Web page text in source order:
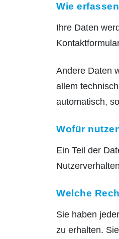
Wie
Ihre Daten
Andere Daten
allem
automatisch,
Wofür
Ein Teil der
Welche
Sie haben
zu erhalten.